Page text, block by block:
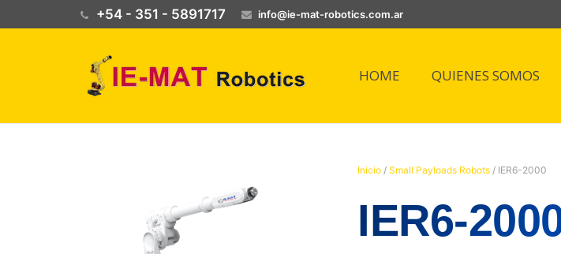
+54 - 351 - 5891717 info@ie-mat-robotics.com.ar
HOME QUIENES SOMOS
Inicio /Small Payloads Robots / IER6-2000
IER6-